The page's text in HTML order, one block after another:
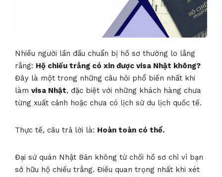
Nhiều người lần đầu chuẩn bị hồ sơ thường lo lắng
rằng: Hộ chiếu trắng có xin được visa Nhật không?
Đây là một trong những câu hỏi phổ biến nhất khi
làm visa Nhật, đặc biệt với những khách hàng chưa
từng xuất cảnh hoặc chưa có lịch sử du lịch quốc tế.
Thực tế, câu trả lời là: Hoàn toàn có thể.
Đại sứ quán Nhật Bản không từ chối hồ sơ chỉ vì bạn
sở hữu hộ chiếu trắng. Điều quan trọng nhất khi xét